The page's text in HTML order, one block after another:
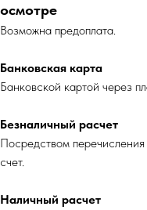
осмотре
Возможна предоплата.
Банковская карта
Банковской картой через
Безналичный расчет
Посредством
счет.
Наличный расчет